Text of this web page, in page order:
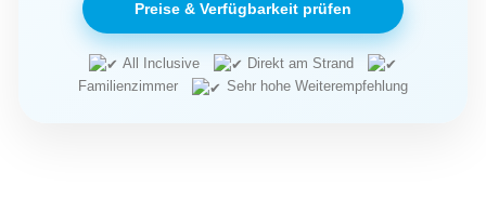
Preise & Verfügbarkeit prüfen
All Inclusive
Direkt am Strand
Familienzimmer
Sehr hohe Weiterempfehlung